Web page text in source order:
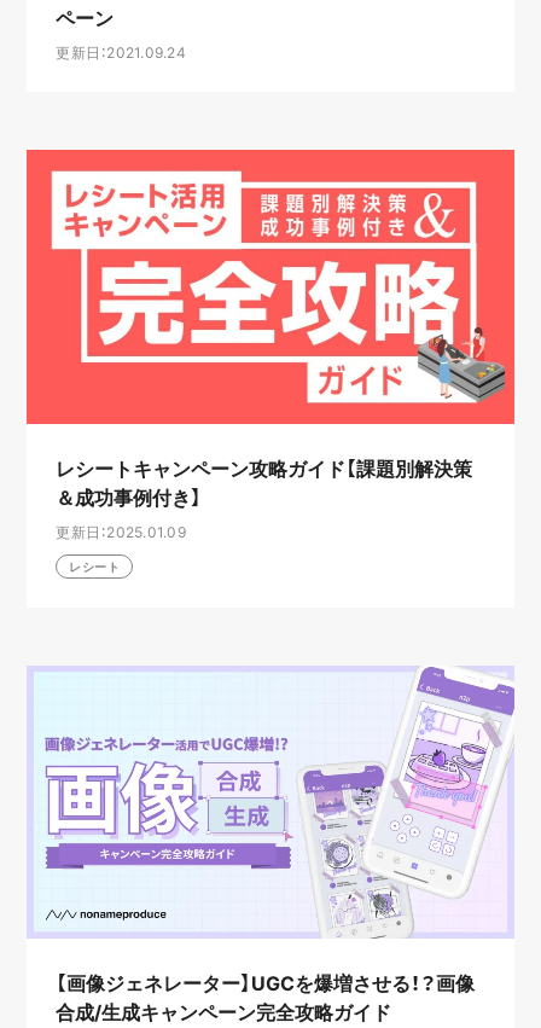
ペーン
更新日：2021.09.24
レシートキャンペーン攻略ガイド【課題別解決策
＆成功事例付き】
更新日：2025.01.09
レシート
【画像ジェネレーター】UGCを爆増させる！？画像
合成/生成キャンペーン完全攻略ガイド